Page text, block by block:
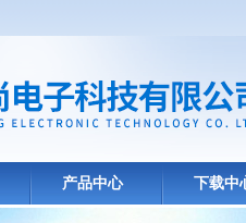
产品中心 下载中